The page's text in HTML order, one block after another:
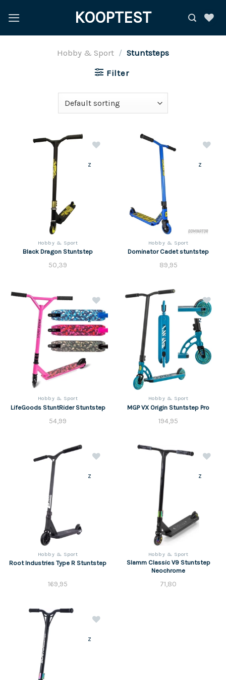
naar
KOOPTEST
Hobby & Sport / Stuntsteps
Filter
z
Hobby & Sport
Black Dragon Stuntstep
50,39
z
Hobby & Sport
Dominator Cadet stuntstep
89,95
z
Hobby & Sport
LifeGoods StuntRider Stuntstep
54,99
z
Hobby & Sport
MGP VX Origin Stuntstep Pro
194,95
z
Hobby & Sport
Root Industries Type R Stuntstep
169,95
z
Hobby & Sport
Slamm Classic V9 Stuntstep
Neochrome
71,80
z